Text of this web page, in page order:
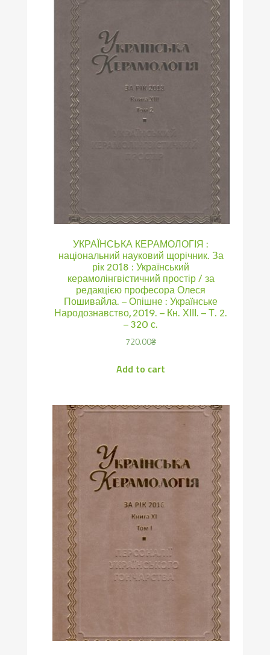
УКРАЇНСЬКА КЕРАМОЛОГІЯ :
національний науковий щорічник. За
рік 2018 : Український
керамолінгвістичний простір / за
редакцією професора Олеся
Пошивайла. – Опішне : Українське
Народознавство, 2019. – Кн. ХІІІ. – Т. 2.
– 320 с.
720.00₴
Add to cart